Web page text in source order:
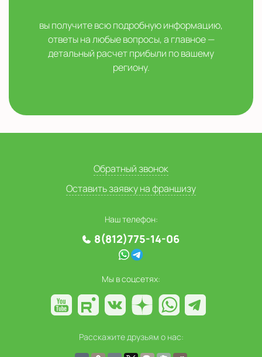
вы получите всю подробную информацию,
ответы на любые вопросы, а главное —
детальный расчет прибыли по вашему
региону.
Обратный звонок
Оставить заявку на франшизу
Наш телефон:
8(812)775-14-06
Мы в соцсетях:
Расскажите друзьям о нас: